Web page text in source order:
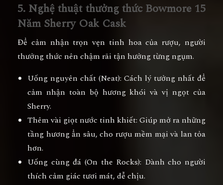
5. Nghệ thuật thưởng thức Bowmore 15
Năm Sherry Oak Cask
Để cảm nhận trọn vẹn tinh hoa của rượu, người
thưởng thức nên chậm rãi tận hưởng từng ngụm.
Uống nguyên chất (Neat): Cách lý tưởng nhất để
cảm nhận toàn bộ hương khói và vị ngọt của
Sherry.
Thêm vài giọt nước tinh khiết: Giúp mở ra những
tầng hương ẩn sâu, cho rượu mềm mại và lan tỏa
hơn.
Uống cùng đá (On the Rocks): Dành cho người
thích cảm giác tươi mát, dễ chịu.